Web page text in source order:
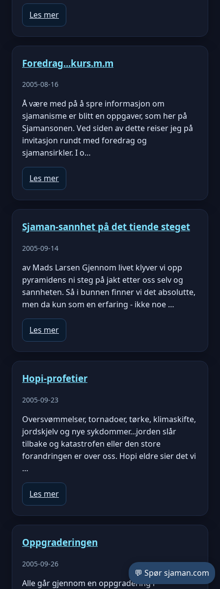
Les mer
Foredrag...kurs.m.m
2005-08-16
Å være med på å spre informasjon om
sjamanisme er blitt en oppgaver, som her på
Sjamansonen. Ved siden av dette reiser jeg på
invitasjon rundt med foredrag og
sjamansirkler. I o…
Les mer
Sjaman-sannhet på det tiende steget
2005-09-14
av Mads Larsen Gjennom livet klyver vi opp
pyramidens ni steg på jakt etter oss selv og
sannheten. Så i bunnen finner vi det absolutte,
men da kun som en erfaring - ikke noe …
Les mer
Hopi-profetier
2005-09-23
Oversvømmelser, tornadoer, tørke, klimaskifte,
jordskjelv og nye sykdommer...jorden slår
tilbake og katastrofen eller den store
forandringen er over oss. Hopi eldre sier det vi
…
Les mer
Oppgraderingen
2005-09-26
Alle går gjennom en oppgradering i
💬 Spør sjaman.com